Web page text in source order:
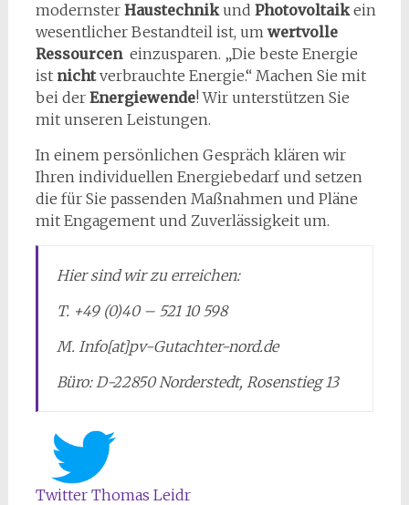
modernster Haustechnikund Photovoltaikein
wesentlicher Bestandteil ist, um wertvolle
Ressourceneinzusparen. „Die beste Energie
ist nichtverbrauchte Energie.“ Machen Sie mit
bei der Energiewende! Wir unterstützen Sie
mit unseren Leistungen.
In einem persönlichen Gespräch klären wir
Ihren individuellen Energiebedarf und setzen
die für Sie passenden Maßnahmen und Pläne
mit Engagement und Zuverlässigkeit um.
Hier sind wir zu erreichen:
T. +49 (0)40 – 521 10 598
M. Info[at]pv-Gutachter-nord.de
Büro: D-22850 Norderstedt, Rosenstieg 13
Twitter Thomas Leidr